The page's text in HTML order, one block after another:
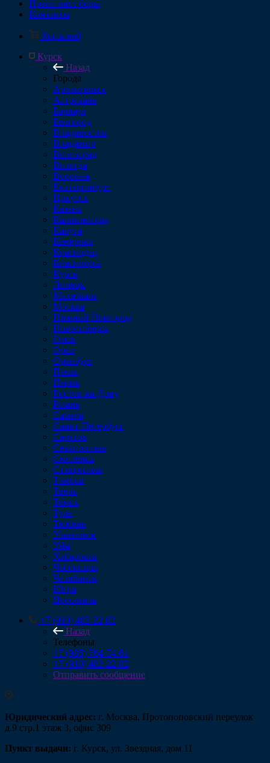
Прайс-лист боры
Контакты
Корзина0
Курск
Назад
Города
Архангельск
Астрахань
Барнаул
Белгород
Владивосток
Владимир
Волгоград
Вологда
Воронеж
Екатеринбург
Иркутск
Казань
Калининград
Калуга
Кемерово
Краснодар
Красноярск
Курск
Липецк
Махачкала
Москва
Нижний Новгород
Новосибирск
Омск
Орел
Оренбург
Пенза
Пермь
Ростов-на-Дону
Рязань
Самара
Санкт-Петербург
Саратов
Севастополь
Смоленск
Ставрополь
Тамбов
Тверь
Томск
Тула
Тюмень
Ульяновск
Уфа
Хабаровск
Чебоксары
Челябинск
Югра
Ярославль
+7 (910) 482-22-82
Назад
Телефоны
+7 (985) 764-74-61
+7 (910) 482-22-82
Отправить сообщение
Юридический адрес: г. Москва, Протопоповский переулок
д.9 стр.1 этаж 3, офис 309
Пункт выдачи: г. Курск, ул. Звездная, дом 11